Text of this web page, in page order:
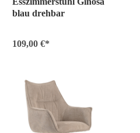
blau drehbar
109,00 €*